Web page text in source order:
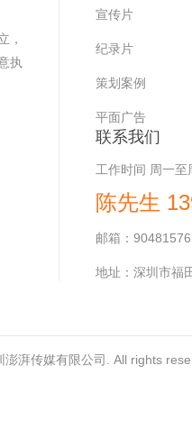
，
执
宣传片
纪录片
策划案例
平面广告
联系我们
工作时间 周一
陈先生
邮箱：
地址： 深圳市福
湃传媒有限公司. All rights